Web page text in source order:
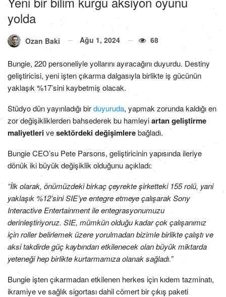
yolda
Ozan Baki Ağu 1, 2024 68
Bungie, 220 personeliyle yollarını ayıracağını duyurdu. Destiny
geliştiricisi, yeni işten çıkarma dalgasıyla birlikte iş gücünün
yaklaşık %17’sini kaybetmiş olacak.
Stüdyo dün yayınladığı birduyuruda, yapmak zorunda kaldığı en
zor değişikliklerden bahsederek bu hamleyiartan geliştirme
maliyetlerivesektördeki değişimlerebağladı.
Bungie CEO’su Pete Parsons, geliştiricinin yapısında ileriye
dönük iki büyük değişiklik olduğunu açıkladı:
“İlk olarak, önümüzdeki birkaç çeyrekte şirketteki 155 rolü, yani
yaklaşık %12’sini SIE’ye entegre etmeye çalışarak Sony
Interactive Entertainment ile entegrasyonumuzu
derinleştiriyoruz. SIE, mümkün olduğu kadar çok çalışanımız
için roller belirlemek üzere yorulmadan bizimle birlikte çalıştı ve
aksi takdirde güç kaybından etkilenecek olan büyük miktarda
yeteneği hep birlikte kurtarmamıza olanak sağladı.”
Bungie işten çıkarmadan etkilenen herkes için kıdem tazminatı,
ikramiye ve sağlık sigortası dahil cömert bir çıkış paketi